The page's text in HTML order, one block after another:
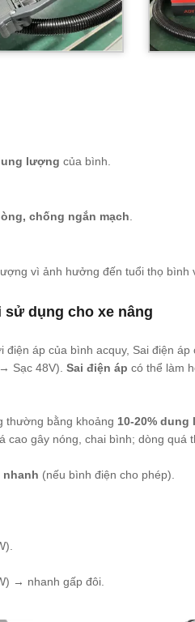
lượng của bình.
chống ngắn mạch.
vì ảnh hưởng đến tuổi thọ bình
sử dụng cho xe nâng
điện áp của bình acquy, Sai điện
Sạc 48V). Sai điện áp có thể làm
thường bằng khoảng 10-20%
gây nóng, chai bình; dòng quá
(nếu bình điện cho phép).
→ nhanh gấp đôi.